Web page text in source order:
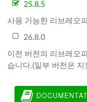
25.8.5
사용 가능한 리브레오
26.8.0
이전 버전의 리브레오
습니다.(일부 버전은